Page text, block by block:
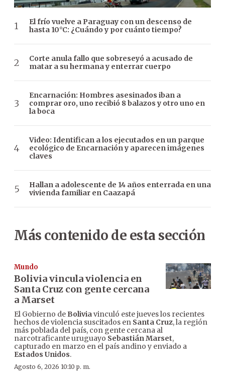
El frío vuelve a Paraguay con un descenso de
hasta 10°C: ¿Cuándo y por cuánto tiempo?
Corte anula fallo que sobreseyó a acusado de
matar a su hermana y enterrar cuerpo
Encarnación: Hombres asesinados iban a
comprar oro, uno recibió 8 balazos y otro uno en
la boca
Video: Identifican a los ejecutados en un parque
ecológico de Encarnación y aparecen imágenes
claves
Hallan a adolescente de 14 años enterrada en una
vivienda familiar en Caazapá
Más contenido de esta sección
Mundo
Bolivia vincula violencia en
Santa Cruz con gente cercana
a Marset
El Gobierno de Boliviavinculó este jueves los recientes
hechos de violencia suscitados en Santa Cruz, la región
más poblada del país, con gente cercana al
narcotraficante uruguayo Sebastián Marset,
capturado en marzo en el país andino y enviado a
Estados Unidos.
Agosto 6, 2026 10:10 p. m.